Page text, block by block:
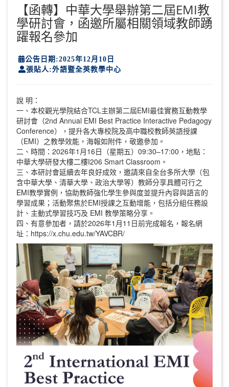
【函轉】中華大學舉辦第二屆EMI教
學研討會，函邀所屬相關領域教師踴
躍報名參加
公告日期:2025年12月10日
張貼人:外語暨全英教學中心
說 明：
一、本校觀光學院結合TCL主辦第二屆EMI最佳實務互動教學
研討會（2nd Annual EMI Best Practice Interactive Pedagogy
Conference），提升各大專校院及高中職校教師英語授課
（EMI）之教學效能，海報如附件，敬邀參加。
二、時間：2026年1月16日（星期五）09:30–17:00，地點：
中華大學研發大樓二樓I206 Smart Classroom。
三、本研討會延續去年良好成效，邀請來自全台多所大學（包
含中華大學、清華大學、政治大學等）教師分享具體可行之
EMI教學實例，協助教師強化學生參與度並提升內容與語言的
學習成果；活動聚焦於EMI授課之互動增能，包括分組任務設
計、主動式學習技巧及 EMI 教學策略分享。
四、有意參加者，請於2026年1月11日前完成報名，報名網
址：https://x.chu.edu.tw/YAVCBR/